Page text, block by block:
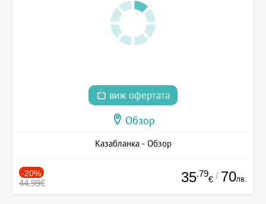
виж офертата
Обзор
Казабланка - Обзор
-20%
44.99€ 35.79
€ / 70лв.